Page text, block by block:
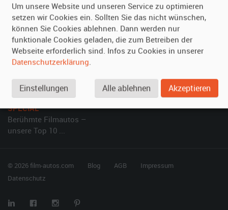
Vermieten
Oldtimer anmelden
Fotos senden
Fragen für Vermieter
Inserat verwalten
Hilfe
Häufige Fragen (FAQ)
So funktioniert's
SPECIAL
Berühmte Filmautos –
unsere Top 10 ...
© 2026 film-autos.com Blog AGB
Impressum
Datenschutz
Um unsere Website und unseren Service zu optimieren
setzen wir Cookies ein. Sollten Sie das nicht wünschen,
können Sie Cookies ablehnen. Dann werden nur
funktionale Cookies geladen, die zum Betreiben der
Webseite erforderlich sind. Infos zu Cookies in unserer
Datenschutzerklärung.
Einstellungen Alle ablehnen Akzeptieren